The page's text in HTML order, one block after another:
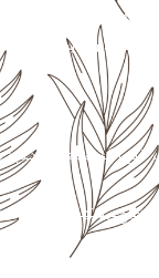
تهیه غذای سالم و حضور
نمود و با بیش از
شهرک صنعتی
به کامزیت می